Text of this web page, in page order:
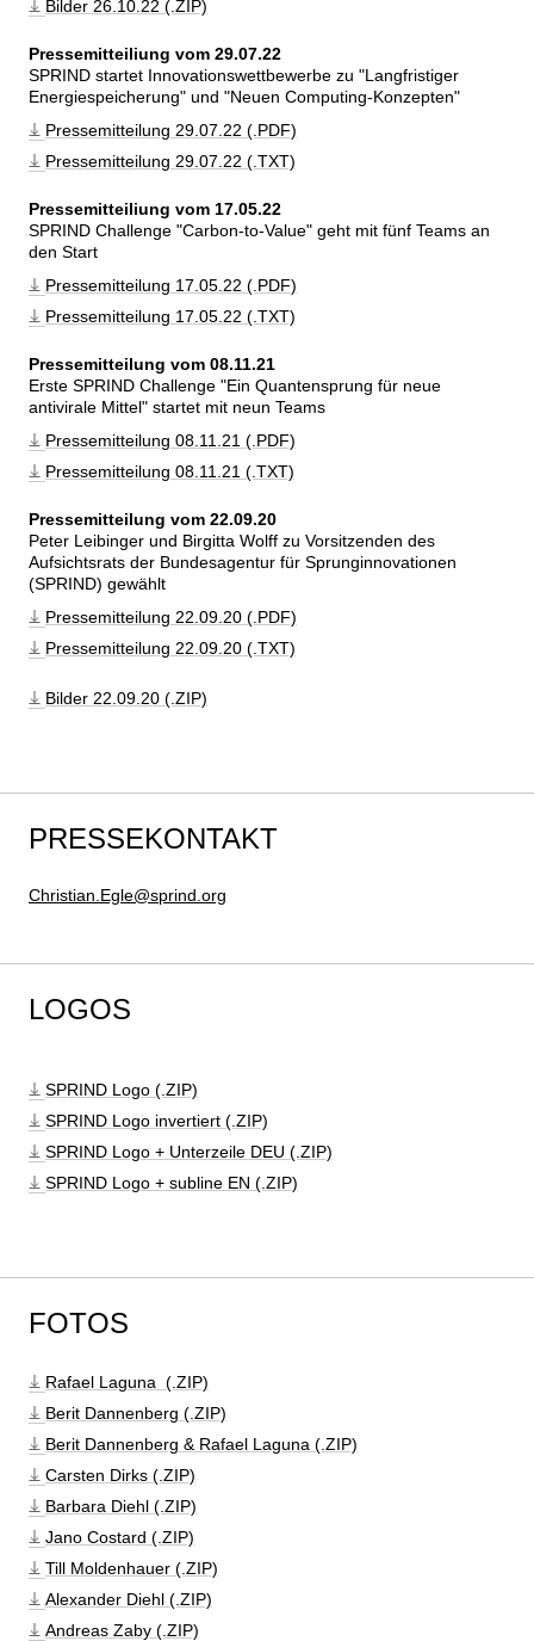
Bilder 26.10.22 (.ZIP)
Pressemitteiliung vom 29.07.22
SPRIND startet Innovationswettbewerbe zu
Langfristiger
Energiespeicherung
und
Neuen Computing-Konzepten
Pressemitteilung 29.07.22 (.PDF)
Pressemitteilung 29.07.22 (.TXT)
Pressemitteiliung vom 17.05.22
SPRIND Challenge Carbon-to-Value geht mit fünf Teams an
den Start
Pressemitteilung 17.05.22 (.PDF)
Pressemitteilung 17.05.22 (.TXT)
Pressemitteilung vom 08.11.21
Erste SPRIND Challenge
Ein Quantensprung für neue
antivirale Mittel startet mit neun Teams
Pressemitteilung 08.11.21 (.PDF)
Pressemitteilung 08.11.21 (.TXT)
Pressemitteilung vom 22.09.20
Peter Leibinger und Birgitta Wolff zu Vorsitzenden des
Aufsichtsrats der Bundesagentur für Sprunginnovationen
(SPRIND) gewählt
Pressemitteilung 22.09.20 (.PDF)
Pressemitteilung 22.09.20 (.TXT)
Bilder 22.09.20 (.ZIP)
PRESSEKONTAKT
Christian.Egle@sprind.org
LOGOS
SPRIND Logo (.ZIP)
SPRIND Logo invertiert (.ZIP)
SPRIND Logo + Unterzeile DEU (.ZIP)
SPRIND Logo + subline EN (.ZIP)
FOTOS
Rafael Laguna  (.ZIP)
Berit Dannenberg (.ZIP)
Berit Dannenberg & Rafael Laguna (.ZIP)
Carsten Dirks (.ZIP)
Barbara Diehl (.ZIP)
Jano Costard (.ZIP)
Till Moldenhauer (.ZIP)
Alexander Diehl (.ZIP)
Andreas Zaby (.ZIP)